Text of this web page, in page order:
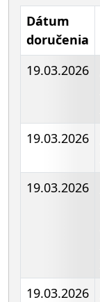
Dátum
doručenia
19.03.2026
19.03.2026
19.03.2026
19.03.2026